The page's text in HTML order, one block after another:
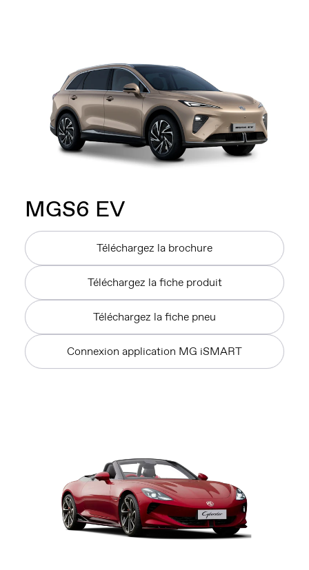
MGS6 EV
Téléchargez la brochure
Téléchargez la fiche produit
Téléchargez la fiche pneu
Connexion application MG iSMART